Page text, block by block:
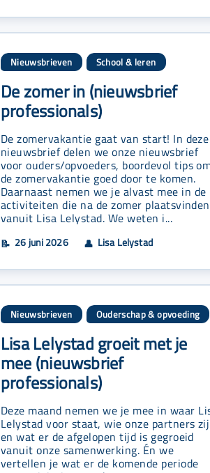
Nieuwsbrieven School & leren
De zomer in (nieuwsbrief
professionals)
De zomervakantie gaat van start! In deze
nieuwsbrief delen we onze nieuwsbrief
voor ouders/opvoeders, boordevol tips
de zomervakantie goed door te komen.
Daarnaast nemen we je alvast mee in de
activiteiten die na de zomer plaatsvinden
vanuit Lisa Lelystad. We weten i...
📝 26 juni 2026 👤 Lisa Lelystad
Nieuwsbrieven Ouderschap & opvoeding
Lisa Lelystad groeit met je
mee (nieuwsbrief
professionals)
Deze maand nemen we je mee in waar
Lelystad voor staat, wie onze partners
en wat er de afgelopen tijd is gegroeid
vanuit onze samenwerking. Én we
vertellen je wat er de komende periode